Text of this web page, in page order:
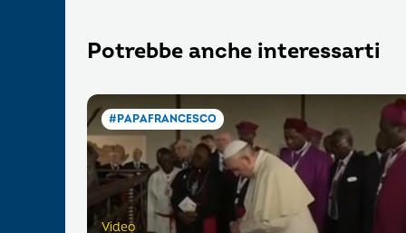
Potrebbe anche interessarti
#PAPAFRANCESCO
Video